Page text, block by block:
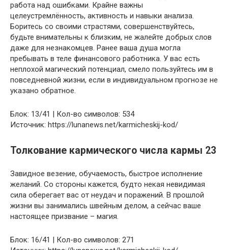
работа над ошибками. Крайне важны
целеустремлённость, активность и навыки анализа.
Боритесь со своими страстями, совершенствуйтесь,
будьте внимательны к близким, не жалейте добрых слов
даже для незнакомцев. Ранее ваша душа могла
пребывать в теле финансового работника. У вас есть
неплохой магический потенциал, смело пользуйтесь им в
повседневной жизни, если в индивидуальном прогнозе не
указано обратное.
Блок: 13/41 | Кол-во символов: 534
Источник: https://lunanews.net/karmicheskij-kod/
Толкование кармического числа кармы 23
Завидное везение, обучаемость, быстрое исполнение
желаний. Со стороны кажется, будто некая невидимая
сила оберегает вас от неудач и поражений. В прошлой
жизни вы занимались швейным делом, а сейчас ваше
настоящее призвание – магия.
Блок: 16/41 | Кол-во символов: 271